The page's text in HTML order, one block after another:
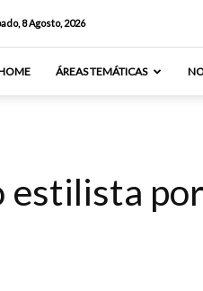
8 Agosto, 2026
ÁREAS TEMÁTICAS
estilista